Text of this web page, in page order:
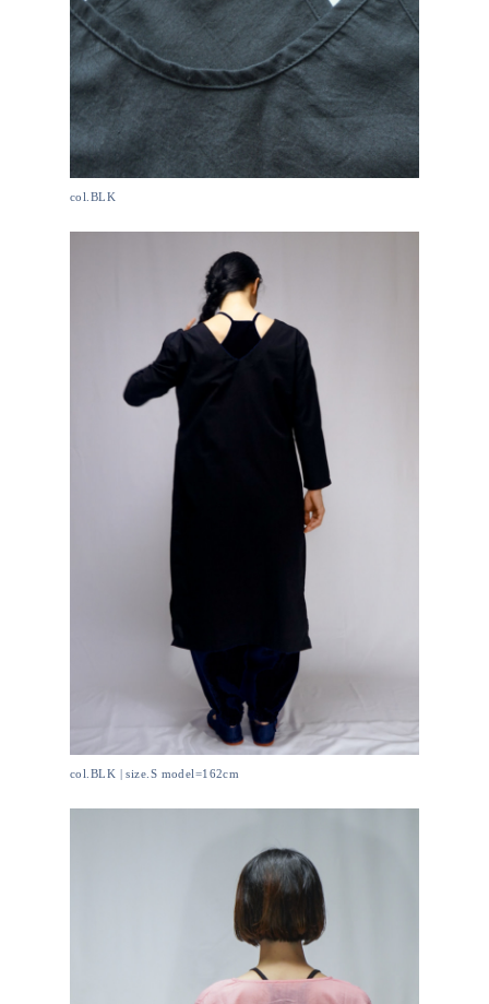
col.BLK
col.BLK | size.S model=162cm